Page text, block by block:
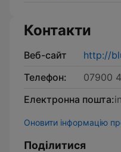
Контакти
Веб-сайт
http://
Телефон:
07900
Електронна пошта:
Оновити інформацію
Поділитися